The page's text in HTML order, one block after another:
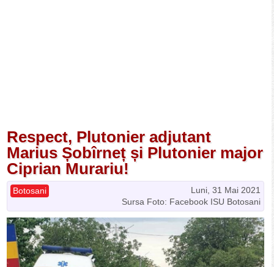
Respect, Plutonier adjutant
Marius Șobîrneț și Plutonier major
Ciprian Murariu!
Luni, 31 Mai 2021
Botosani
Sursa Foto: Facebook ISU Botosani